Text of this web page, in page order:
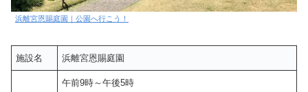
浜離宮恩賜庭園｜公園へ行こう！
施設名 浜離宮恩賜庭園
午前9時～午後5時